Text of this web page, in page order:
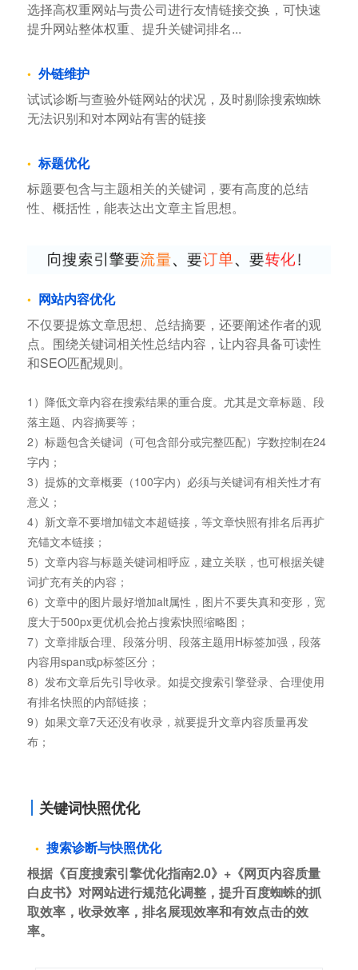
选择高权重网站与贵公司进行友情链接交换，可快速
提升网站整体权重、提升关键词排名...
外链维护
试试诊断与查验外链网站的状况，及时剔除搜索蜘蛛
无法识别和对本网站有害的链接
标题优化
标题要包含与主题相关的关键词，要有高度的总结
性、概括性，能表达出文章主旨思想。
网站内容优化
不仅要提炼文章思想、总结摘要，还要阐述作者的观
点。围绕关键词相关性总结内容，让内容具备可读性
和SEO匹配规则。
1）降低文章内容在搜索结果的重合度。尤其是文章标题、段
落主题、内容摘要等；
2）标题包含关键词（可包含部分或完整匹配）字数控制在24
字内；
3）提炼的文章概要（100字内）必须与关键词有相关性才有
意义；
4）新文章不要增加锚文本超链接，等文章快照有排名后再扩
充锚文本链接；
5）文章内容与标题关键词相呼应，建立关联，也可根据关键
词扩充有关的内容；
6）文章中的图片最好增加alt属性，图片不要失真和变形，宽
度大于500px更优机会抢占搜索快照缩略图；
7）文章排版合理、段落分明、段落主题用H标签加强，段落
内容用span或p标签区分；
8）发布文章后先引导收录。如提交搜索引擎登录、合理使用
有排名快照的内部链接；
9）如果文章7天还没有收录，就要提升文章内容质量再发
布；
关键词快照优化
搜索诊断与快照优化
根据《百度搜索引擎优化指南2.0》+《网页内容质量
白皮书》对网站进行规范化调整，提升百度蜘蛛的抓
取效率，收录效率，排名展现效率和有效点击的效
率。